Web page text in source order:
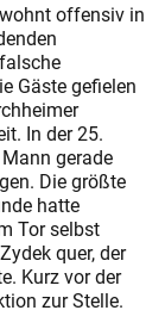
offensiv in
Gäste gefielen
In der 25.
gerade
Die größte
hatte
Tor selbst
quer, der
Kurz vor der
zur Stelle.